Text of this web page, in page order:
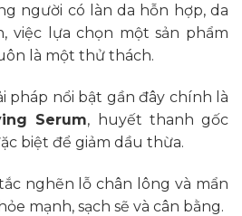
người có làn da hỗn hợp, da
việc lựa chọn một sản phẩm
là một thử thách.
pháp nổi bật gần đây chính là
Serum, huyết thanh gốc
biệt để giảm dầu thừa.
nghẽn lỗ chân lông và mẩn
mạnh, sạch sẽ và cân bằng.